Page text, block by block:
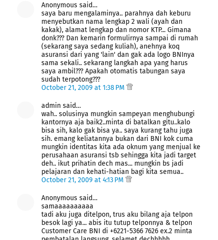
Anonymous said…
saya baru mengalaminya.. parahnya dah keburu
menyebutkan nama lengkap 2 wali (ayah dan
kakak), alamat lengkap dan nomor KTP... Gimana
donk??? Dan kemarin formulirnya sampai di rumah
(sekarang saya sedang kuliah), anehnya koq
asuransi dari yang 'lain' dan gak ada logo BNInya
sama sekali.. sekarang langkah apa yang harus
saya ambil??? Apakah otomatis tabungan saya
sudah terpotong???
October 21, 2009 at 1:38 PM
admin said…
wah.. solusinya mungkin sampeyan menghubungi
kantornya aja baik2..minta di batalkan gitu..kalo
bisa sih, kalo gak bisa ya.. saya kurang tahu juga
sih. emang keliatannya bukan dari BNI kok cuma
mungkin identitas kita ada oknum yang menjual ke
perusahaan asuransi tsb sehingga kita jadi target
deh.. ikut prihatin dech mas... mungkin bs jadi
pelajaran dan kehati-hatian bagi kita semua..
October 21, 2009 at 4:13 PM
Anonymous said…
samaaaaaaaaaa
tadi aku juga ditelpon, trus aku bilang aja telpon
besok lagi ya... abis itu tutup telponnya & telpon
Customer Care BNI di +6221-5366 7626 ex.2 minta